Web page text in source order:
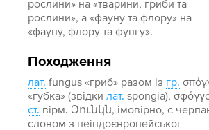
рослини» на «тварини, гриби та
рослини», а «фауну та флору» на
«фауну, флору та фунгу».
Походження
лат. fungus «гриб» разом із гр.
«губка» (звідки лат. spongia),
ст. вірм. Ͻունկն, імовірно, є
словом з неіндоєвропейської